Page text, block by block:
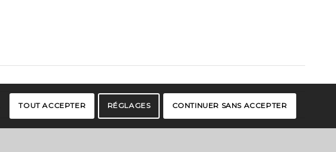
TOUT ACCEPTER RÉGLAGES CONTINUER SANS ACCEPTER